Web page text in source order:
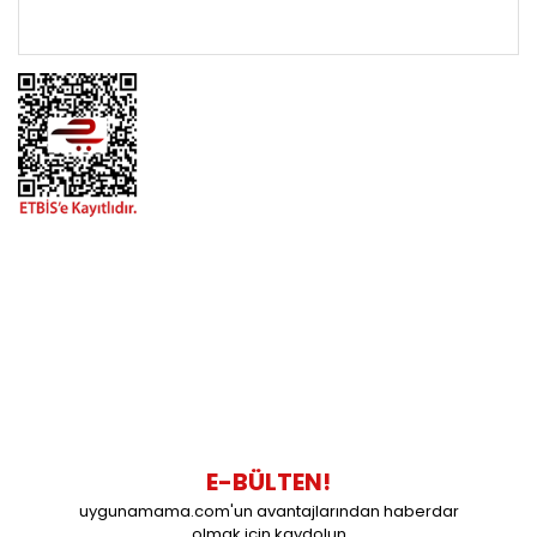
E-BÜLTEN!
uygunamama.com'un avantajlarından haberdar